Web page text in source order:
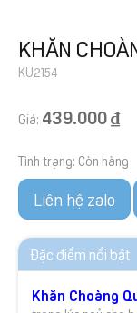
KHĂN
KU2154
Giá: 439.000 ₫
Tình trạng: Còn hàng
Liên hệ zalo
Đặc điểm nổi bật
Khăn Choàng